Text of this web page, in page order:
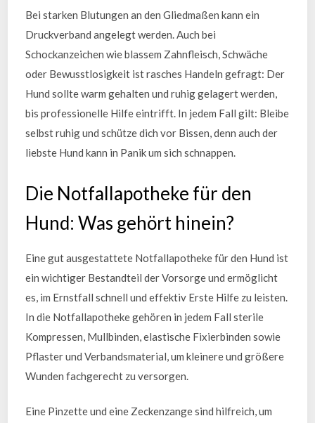
Bei starken Blutungen an den Gliedmaßen kann ein
Druckverband angelegt werden. Auch bei
Schockanzeichen wie blassem Zahnfleisch, Schwäche
oder Bewusstlosigkeit ist rasches Handeln gefragt: Der
Hund sollte warm gehalten und ruhig gelagert werden,
bis professionelle Hilfe eintrifft. In jedem Fall gilt: Bleibe
selbst ruhig und schütze dich vor Bissen, denn auch der
liebste Hund kann in Panik um sich schnappen.
Die Notfallapotheke für den
Hund: Was gehört hinein?
Eine gut ausgestattete Notfallapotheke für den Hund ist
ein wichtiger Bestandteil der Vorsorge und ermöglicht
es, im Ernstfall schnell und effektiv Erste Hilfe zu leisten.
In die Notfallapotheke gehören in jedem Fall sterile
Kompressen, Mullbinden, elastische Fixierbinden sowie
Pflaster und Verbandsmaterial, um kleinere und größere
Wunden fachgerecht zu versorgen.
Eine Pinzette und eine Zeckenzange sind hilfreich, um